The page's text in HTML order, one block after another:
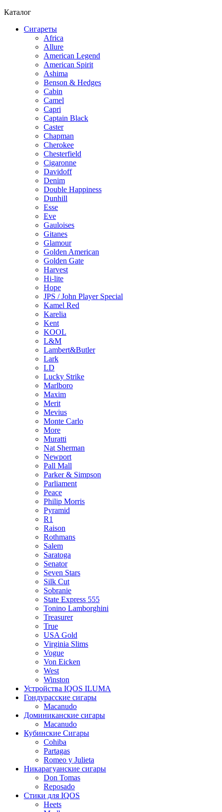
Каталог
Сигареты
Africa
Allure
American Legend
American Spirit
Ashima
Benson & Hedges
Cabin
Camel
Capri
Captain Black
Caster
Chapman
Cherokee
Chesterfield
Cigaronne
Davidoff
Denim
Double Happiness
Dunhill
Esse
Eve
Gauloises
Gitanes
Glamour
Golden American
Golden Gate
Harvest
Hi-lite
Hope
JPS / John Player Special
Kamel Red
Karelia
Kent
KOOL
L&M
Lambert&Butler
Lark
LD
Lucky Strike
Marlboro
Maxim
Merit
Mevius
Monte Carlo
More
Muratti
Nat Sherman
Newport
Pall Mall
Parker & Simpson
Parliament
Peace
Philip Morris
Pyramid
R1
Raison
Rothmans
Salem
Saratoga
Senator
Seven Stars
Silk Cut
Sobranie
State Express 555
Tonino Lamborghini
Treasurer
True
USA Gold
Virginia Slims
Vogue
Von Eicken
West
Winston
Устройства IQOS ILUMA
Гондурасские сигары
Macanudo
Доминиканские сигары
Macanudo
Кубинские Сигары
Cohiba
Partagas
Romeo y Julieta
Никарагуанские сигары
Don Tomas
Reposado
Стики для IQOS
Heets